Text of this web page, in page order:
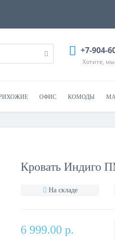
+7-904-
Хотите,
ОФИС КОМОДЫ
Кровать Индиго
На складе
6 999.00 р.